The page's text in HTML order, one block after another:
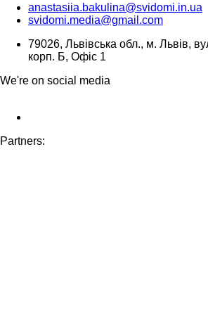
anastasiia.bakulina@svidomi.in.ua
svidomi.media@gmail.com
79026, Львівська обл., м. Львів,
корп. Б, Офіс 1
We're on social media
Partners: